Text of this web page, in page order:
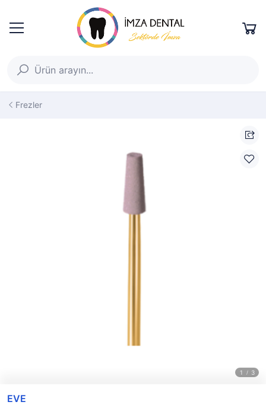
Frezler
EVE